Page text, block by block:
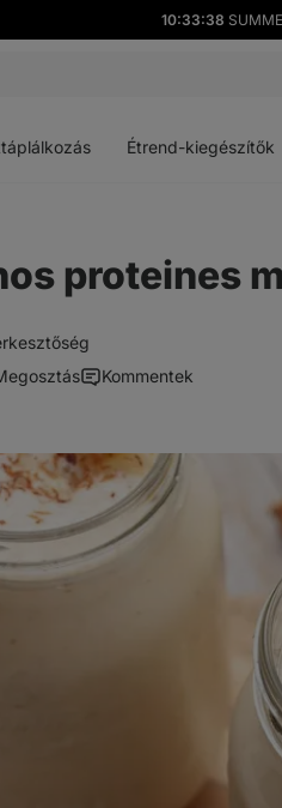
10:33:37
Étrend-kiegészítők
proteines
Kommentek